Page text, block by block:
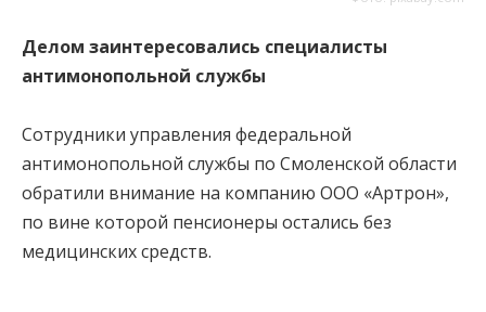
Делом заинтересовались специалисты
антимонопольной службы
Сотрудники управления федеральной
антимонопольной службы по Смоленской области
обратили внимание на компанию ООО «Артрон»,
по вине которой пенсионеры остались без
медицинских средств.